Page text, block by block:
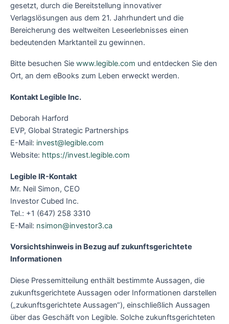
gesetzt, durch die Bereitstellung innovativer
Verlagslösungen aus dem 21. Jahrhundert und die
Bereicherung des weltweiten Leseerlebnisses einen
bedeutenden Marktanteil zu gewinnen.
Bitte besuchen Sie www.legible.com und entdecken Sie den
Ort, an dem eBooks zum Leben erweckt werden.
Kontakt Legible Inc.
Deborah Harford
EVP, Global Strategic Partnerships
E-Mail: invest@legible.com
Website: https://invest.legible.com
Legible IR-Kontakt
Mr. Neil Simon, CEO
Investor Cubed Inc.
Tel.: +1 (647) 258 3310
E-Mail: nsimon@investor3.ca
Vorsichtshinweis in Bezug auf zukunftsgerichtete
Informationen
Diese Pressemitteilung enthält bestimmte Aussagen, die
zukunftsgerichtete Aussagen oder Informationen darstellen
(„zukunftsgerichtete Aussagen“), einschließlich Aussagen
über das Geschäft von Legible. Solche zukunftsgerichteten